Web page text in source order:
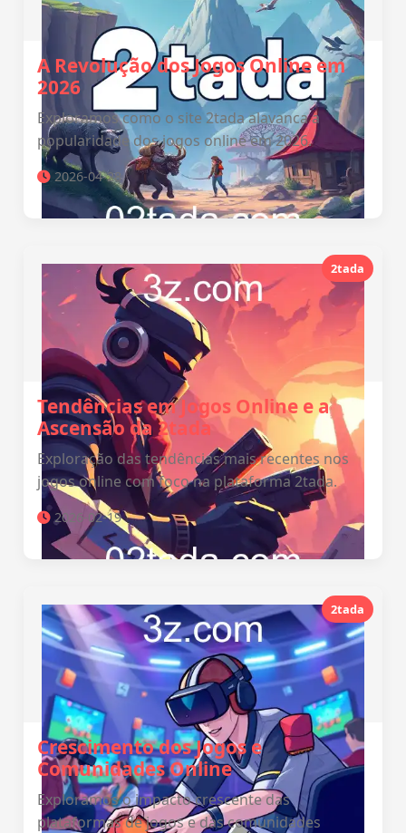
A Revolução dos Jogos Online em
2026
Exploramos como o site 2tada alavanca a
popularidade dos jogos online em 2026.
2026-04-28
2tada
Tendências em Jogos Online e a
Ascensão da 2tada
Exploração das tendências mais recentes nos
jogos online com foco na plataforma 2tada.
2026-02-19
2tada
Crescimento dos Jogos e
Comunidades Online
Exploramos o impacto crescente das
plataformas de jogos e das comunidades